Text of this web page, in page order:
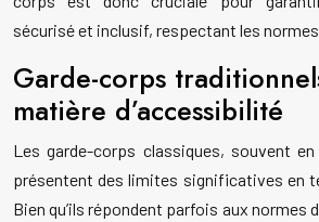
sécurisé et inclusif, respectant les normes
Garde-corps
matière d’accessibilité
Les garde-corps classiques, souvent
présentent des limites significatives en
Bien qu’ils répondent parfois aux normes